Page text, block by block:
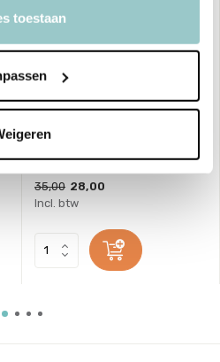
toestaan
Jellycat
Amuseables Raclette
35,00 28,00
Incl. btw